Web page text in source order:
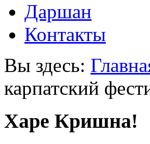
Даршан
Контакты
Вы здесь:
карпатский
Харе Кришна!